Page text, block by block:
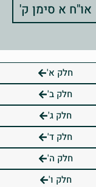
או"ח א סימן ק'
חלק א'
חלק ב'
חלק ג'
חלק ד'
חלק ה'
חלק ו'